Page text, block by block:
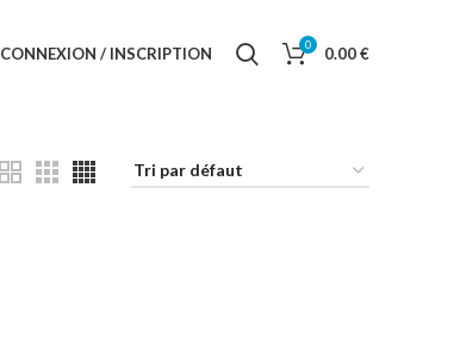
CONNEXION / INSCRIPTION 0 0.00€